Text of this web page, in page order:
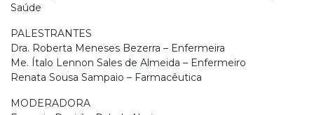
Saúde
PALESTRANTES
Dra. Roberta Meneses Bezerra – Enfermeira
Me. Ítalo Lennon Sales de Almeida – Enfermeiro
Renata Sousa Sampaio – Farmacêutica
MODERADORA